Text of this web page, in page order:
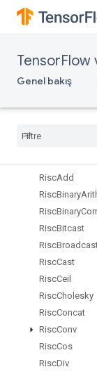
TensorFlow
Genel bakış
Reverse
RiscAdd
RiscBinary
RiscBinary
RiscBitcast
Risc
RiscCast
RiscCeil
RiscCholesky
RiscConcat
RiscConv
RiscCos
RiscDiv